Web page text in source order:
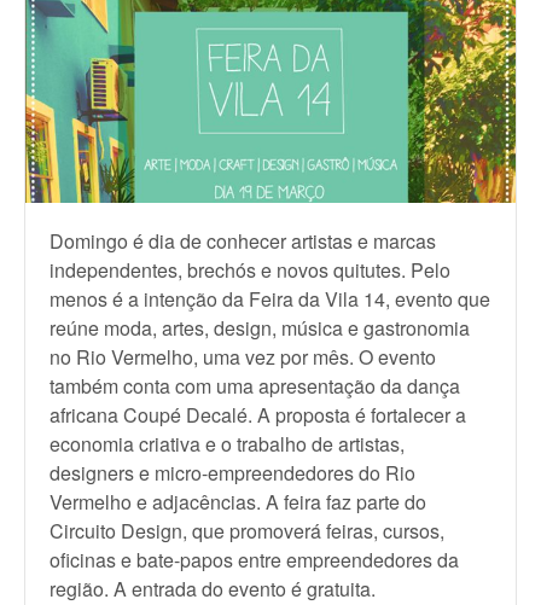
Domingo é dia de conhecer artistas e marcas
independentes, brechós e novos quitutes. Pelo
menos é a intenção da Feira da Vila 14, evento que
reúne moda, artes, design, música e gastronomia
no Rio Vermelho, uma vez por mês. O evento
também conta com uma apresentação da dança
africana Coupé Decalé. A proposta é fortalecer a
economia criativa e o trabalho de artistas,
designers e micro-empreendedores do Rio
Vermelho e adjacências. A feira faz parte do
Circuito Design, que promoverá feiras, cursos,
oficinas e bate-papos entre empreendedores da
região. A entrada do evento é gratuita.